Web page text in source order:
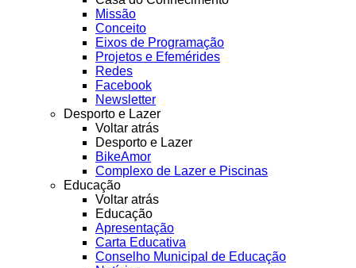
Missão
Conceito
Eixos de Programação
Projetos e Efemérides
Redes
Facebook
Newsletter
Desporto e Lazer
Voltar atrás
Desporto e Lazer
BikeAmor
Complexo de Lazer e Piscinas
Educação
Voltar atrás
Educação
Apresentação
Carta Educativa
Conselho Municipal de Educação